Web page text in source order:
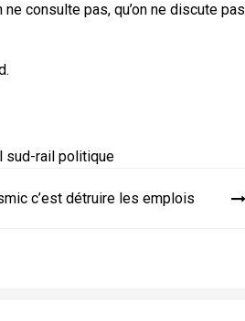
consulte pas, qu’on ne discute pas
sud-rail politique
c’est détruire les emplois